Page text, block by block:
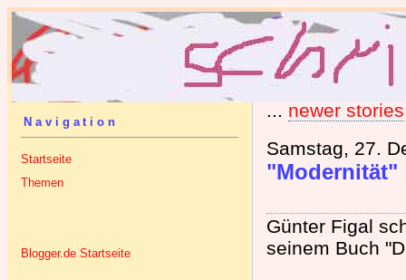
Navigation
Startseite
Themen
Blogger.de Startseite
... newer stories
Samstag, 27.
"Modernität"
Günter Figal
seinem Buch